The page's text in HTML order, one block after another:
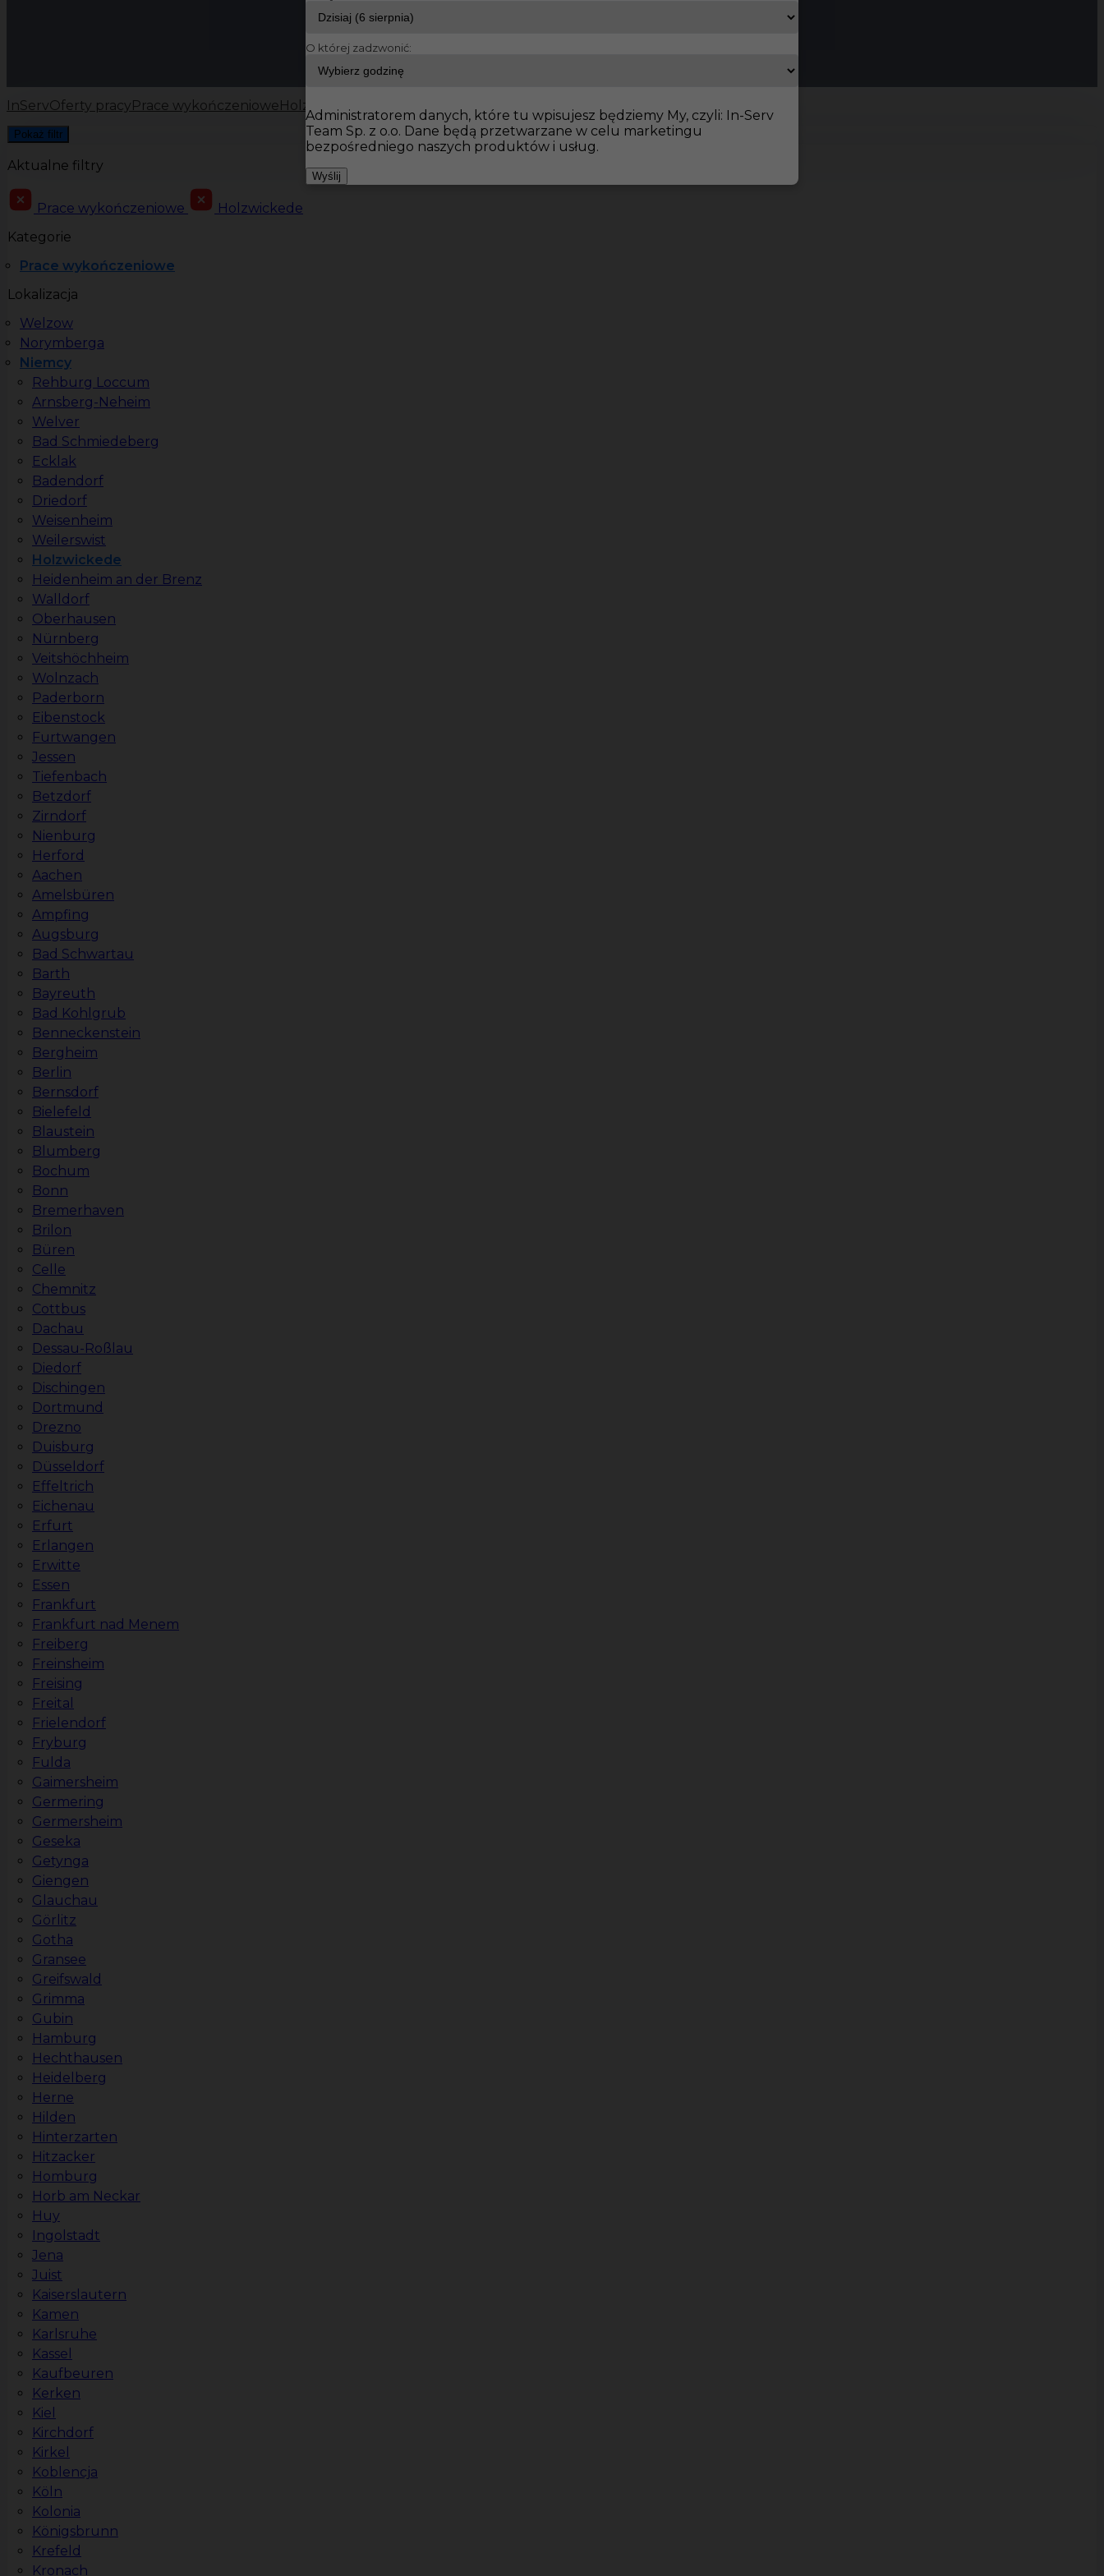
InServOferty pracy Prace wykończeniowe Holzwickede
Pokaż filtr
Aktualne filtry
Prace wykończeniowe
Holzwickede
Kategorie
Prace wykończeniowe
Lokalizacja
Welzow
Norymberga
Niemcy
Rehburg Loccum
Arnsberg-Neheim
Welver
Bad Schmiedeberg
Ecklak
Badendorf
Driedorf
Weisenheim
Weilerswist
Holzwickede
Heidenheim an der Brenz
Walldorf
Oberhausen
Nürnberg
Veitshöchheim
Wolnzach
Paderborn
Eibenstock
Furtwangen
Jessen
Tiefenbach
Betzdorf
Zirndorf
Nienburg
Herford
Aachen
Amelsbüren
Ampfing
Augsburg
Bad Schwartau
Barth
Bayreuth
Bad Kohlgrub
Benneckenstein
Bergheim
Berlin
Bernsdorf
Bielefeld
Blaustein
Blumberg
Bochum
Bonn
Bremerhaven
Brilon
Büren
Celle
Chemnitz
Cottbus
Dachau
Dessau-Roßlau
Diedorf
Dischingen
Dortmund
Drezno
Duisburg
Düsseldorf
Effeltrich
Eichenau
Erfurt
Erlangen
Erwitte
Essen
Frankfurt
Frankfurt nad Menem
Freiberg
Freinsheim
Freising
Freital
Frielendorf
Fryburg
Fulda
Gaimersheim
Germering
Germersheim
Geseka
Getynga
Giengen
Glauchau
Görlitz
Gotha
Gransee
Greifswald
Grimma
Gubin
Hamburg
Hechthausen
Heidelberg
Herne
Hilden
Hinterzarten
Hitzacker
Homburg
Horb am Neckar
Huy
Ingolstadt
Jena
Juist
Kaiserslautern
Kamen
Karlsruhe
Kassel
Kaufbeuren
Kerken
Kiel
Kirchdorf
Kirkel
Koblencja
Köln
Kolonia
Königsbrunn
Krefeld
Kronach
O której zadzwonić:
Administratorem danych, które tu wpisujesz będziemy My, czyli: In-Serv
Team Sp. z o.o. Dane będą przetwarzane w celu marketingu
bezpośredniego naszych produktów i usług.
Wyślij